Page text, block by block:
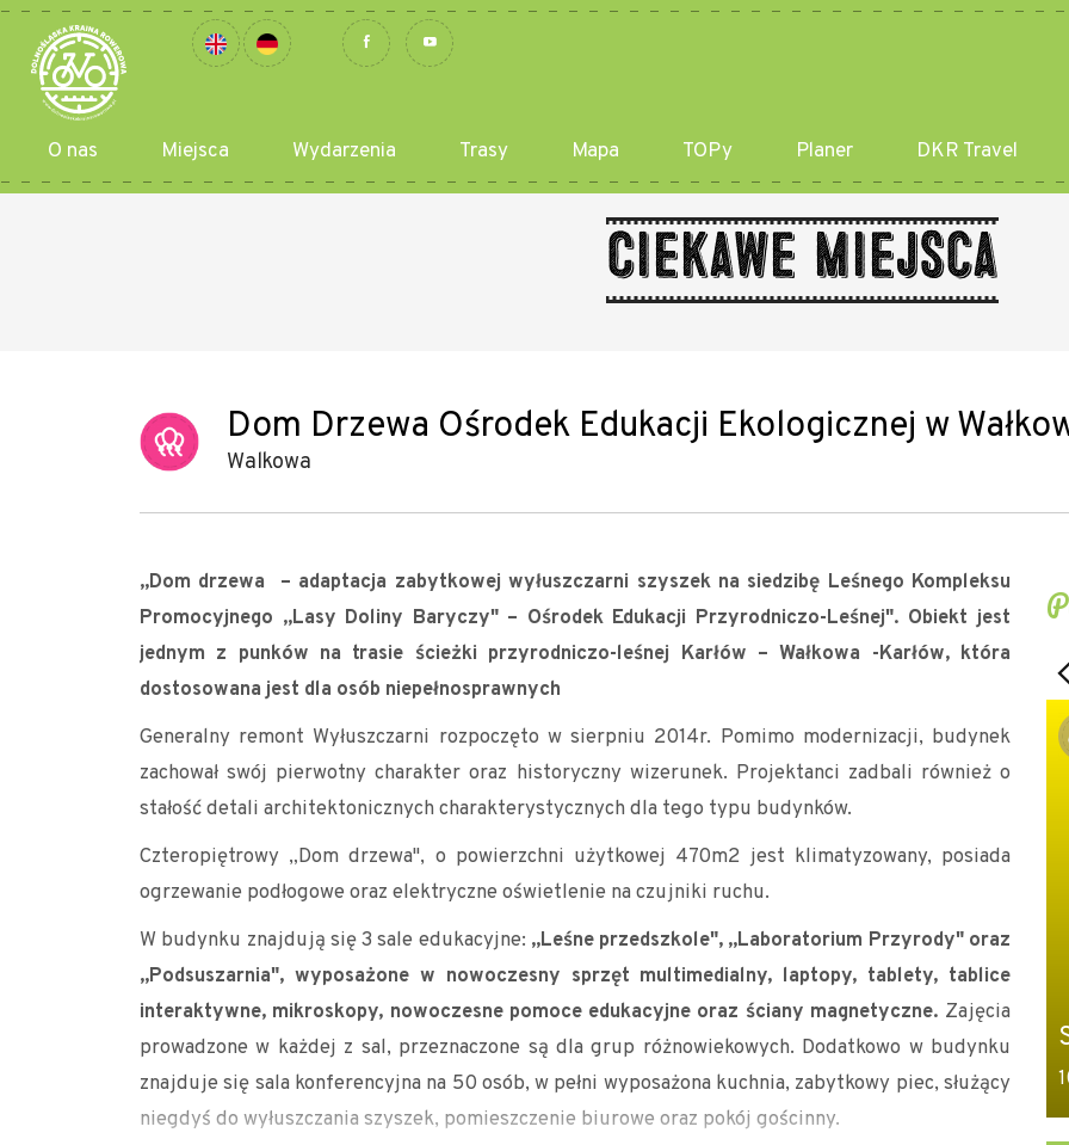
O nas Miejsca Wydarzenia Trasy Mapa TOPy Planer DKR Travel
Ciekawe miejsca
Dom Drzewa Ośrodek Edukacji Ekologicznej w
Walkowa
„Dom drzewa – adaptacja zabytkowej wyłuszczarni szyszek na siedzibę Leśnego Kompleksu
Promocyjnego „Lasy Doliny Baryczy" – Ośrodek Edukacji Przyrodniczo-Leśnej". Obiekt jest
jednym z punków na trasie ścieżki przyrodniczo-leśnej Karłów – Wałkowa -Karłów, która
dostosowana jest dla osób niepełnosprawnych
Generalny remont Wyłuszczarni rozpoczęto w sierpniu 2014r. Pomimo modernizacji, budynek
zachował swój pierwotny charakter oraz historyczny wizerunek. Projektanci zadbali również o
stałość detali architektonicznych charakterystycznych dla tego typu budynków.
Czteropiętrowy „Dom drzewa", o powierzchni użytkowej 470m2 jest klimatyzowany, posiada
ogrzewanie podłogowe oraz elektryczne oświetlenie na czujniki ruchu.
W budynku znajdują się 3 sale edukacyjne: „Leśne przedszkole", „Laboratorium Przyrody" oraz
„Podsuszarnia", wyposażone w nowoczesny sprzęt multimedialny, laptopy, tablety, tablice
interaktywne, mikroskopy, nowoczesne pomoce edukacyjne oraz ściany magnetyczne. Zajęcia
prowadzone w każdej z sal, przeznaczone są dla grup różnowiekowych. Dodatkowo w budynku
znajduje się sala konferencyjna na 50 osób, w pełni wyposażona kuchnia, zabytkowy piec, służący
niegdyś do wyłuszczania szyszek, pomieszczenie biurowe oraz pokój gościnny.